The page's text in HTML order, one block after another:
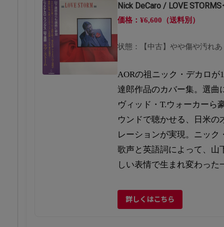
Nick DeCaro / LOVE
価格：¥6,600（送料別）
状態：【中古】やや傷や汚れあ
AORの祖ニック・デカロが
達郎作品のカバー集。選曲
ヴィッド・T.ウォーカーら
ウンドで聴かせる、日米の
レーションが実現。ニック
歌声と英語詞によって、山
しい表情で生まれ変わった
詳しくはこちら